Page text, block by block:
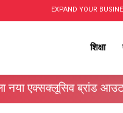
EXPAND YOUR
शिक्षा
नया एक्सक्लूसिव ब्रांड